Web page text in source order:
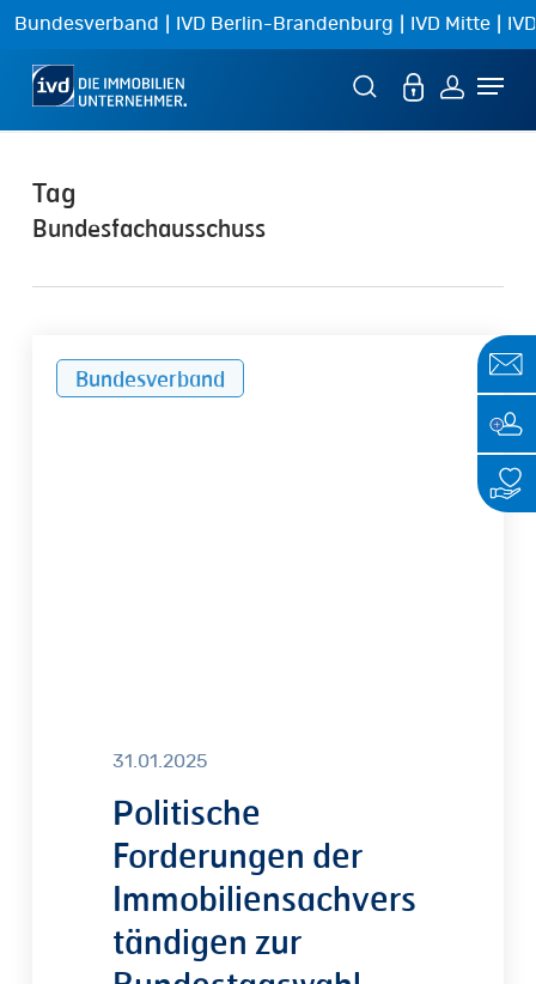
Skip
main
Bundesverband | IVD Berlin-Brandenburg | IVD Mitte |
Tag
Bundesfachausschuss
Forderungen
Bundesverband
31.01.2025
Politische
Forderungen der
Immobiliensachvers
tändigen zur